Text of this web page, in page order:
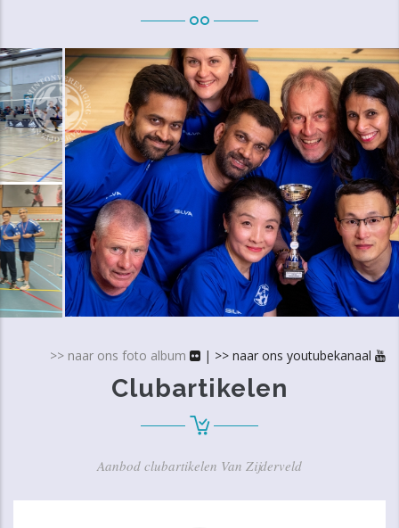
>> naar ons foto album | >> naar ons youtubekanaal
Clubartikelen
Aanbod clubartikelen Van Zijderveld